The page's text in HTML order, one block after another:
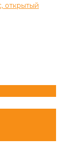
открытый